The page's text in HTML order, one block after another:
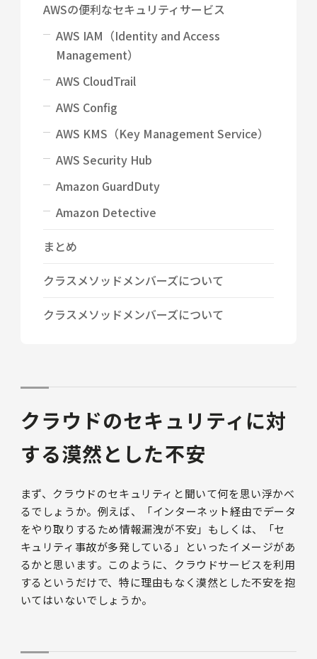
AWSの便利なセキュリティサービス
AWS IAM（Identity and Access
Management）
AWS CloudTrail
AWS Config
AWS KMS（Key Management Service）
AWS Security Hub
Amazon GuardDuty
Amazon Detective
まとめ
クラスメソッドメンバーズについて
クラスメソッドメンバーズについて
クラウドのセキュリティに対
する漠然とした不安
まず、クラウドのセキュリティと聞いて何を思い浮かべ
るでしょうか。例えば、「インターネット経由でデータ
をやり取りするため情報漏洩が不安」もしくは、「セ
キュリティ事故が多発している」といったイメージがあ
るかと思います。このように、クラウドサービスを利用
するというだけで、特に理由もなく漠然とした不安を抱
いてはいないでしょうか。